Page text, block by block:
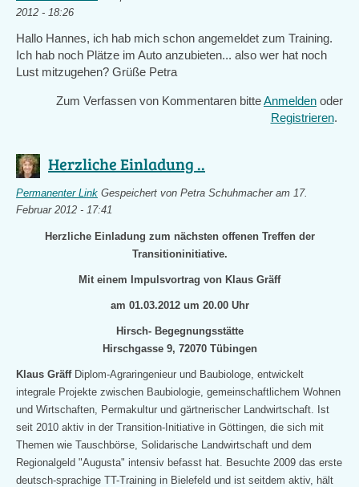
2012 - 18:26
Hallo Hannes, ich hab mich schon angemeldet zum Training.
Ich hab noch Plätze im Auto anzubieten... also wer hat noch
Lust mitzugehen? Grüße Petra
Zum Verfassen von Kommentaren bitteAnmelden oder
Registrieren.
Herzliche Einladung ..
Permanenter Link Gespeichert von Petra Schuhmacheram 17.
Februar 2012 - 17:41
Herzliche Einladung zum nächsten offenen Treffen der
Transitioninitiative.
Mit einem Impulsvortrag von Klaus Gräff
am 01.03.2012 um 20.00 Uhr
Hirsch- Begegnungsstätte
Hirschgasse 9, 72070 Tübingen
Klaus Gräff Diplom-Agraringenieur und Baubiologe, entwickelt
integrale Projekte zwischen Baubiologie, gemeinschaftlichem Wohnen
und Wirtschaften, Permakultur und gärtnerischer Landwirtschaft. Ist
seit 2010 aktiv in der Transition-Initiative in Göttingen, die sich mit
Themen wie Tauschbörse, Solidarische Landwirtschaft und dem
Regionalgeld "Augusta" intensiv befasst hat. Besuchte 2009 das erste
deutsch-sprachige TT-Training in Bielefeld und ist seitdem aktiv, hält